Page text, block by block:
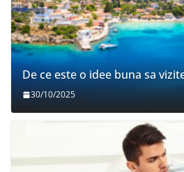
De ce este o idee buna sa
30/10/2025